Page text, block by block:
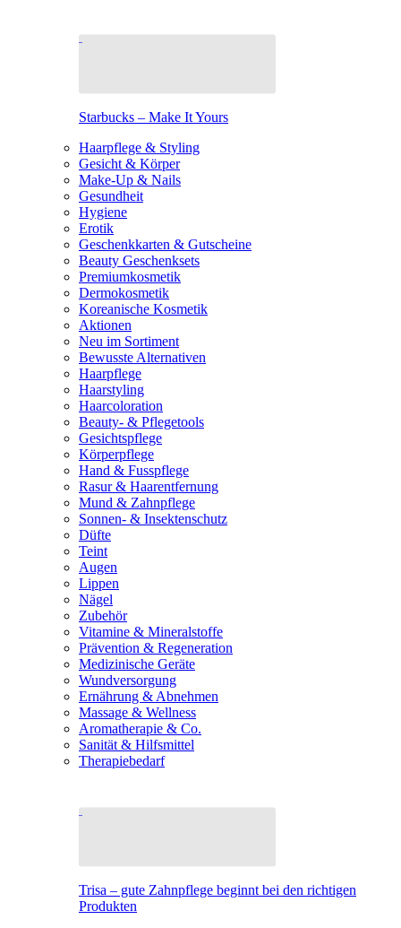
Starbucks – Make It Yours
Haarpflege & Styling
Gesicht & Körper
Make-Up & Nails
Gesundheit
Hygiene
Erotik
Geschenkkarten & Gutscheine
Beauty Geschenksets
Premiumkosmetik
Dermokosmetik
Koreanische Kosmetik
Aktionen
Neu im Sortiment
Bewusste Alternativen
Haarpflege
Haarstyling
Haarcoloration
Beauty- & Pflegetools
Gesichtspflege
Körperpflege
Hand & Fusspflege
Rasur & Haarentfernung
Mund & Zahnpflege
Sonnen- & Insektenschutz
Düfte
Teint
Augen
Lippen
Nägel
Zubehör
Vitamine & Mineralstoffe
Prävention & Regeneration
Medizinische Geräte
Wundversorgung
Ernährung & Abnehmen
Massage & Wellness
Aromatherapie & Co.
Sanität & Hilfsmittel
Therapiebedarf
Trisa – gute Zahnpflege beginnt bei den richtigen
Produkten